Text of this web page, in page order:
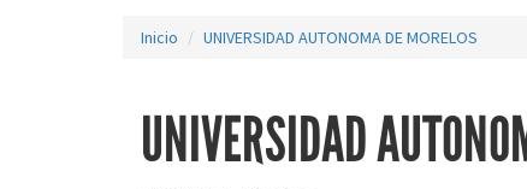
Inicio UNIVERSIDAD AUTONOMA DE MORELOS
UNIVERSIDAD